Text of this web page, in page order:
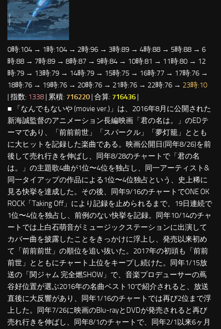
0時:104 → 1時:104 → 2時:96 → 3時:89 → 4時:88 → 5時:88 → 6
時:88 → 7時:89 → 8時:87 → 9時:84 → 10時:81 → 11時:80 → 12
時:79 → 13時:79 → 14時:79 → 15時:75 → 16時:77 → 17時:76 →
18時:76 → 19時:76 → 20時:76 → 21時:76 → 22時:76 → 23時:10
| 指数: 1338 | 累積: 716220 | 合算: 716436 |
■ 「なんでもないや (movie ver.)」は、2016年8月に公開された
新海誠監督のアニメーション長編映画「君の名は。」のEDテ
ーマであり、「前前前世」「スパークル」「夢灯籠」ととも
に大ヒットを記録した楽曲である。映画公開日(同年8/26)を前
後して売れ行きを伸ばし、同年8/28のチャートで「君の名
は。」の主題歌4曲が1位〜4位を独占し、同一アーティスト&
同一タイアップの作品による1位〜4位独占という、史上稀に
見る快挙を達成した。その後、同年9/16のチャートでONE OK
ROCK「Taking Off」により記録を止められるまで、19日連続で
1位〜4位を独占し、前例のない快挙を記録。同年10/14のチャ
ートでは上白石萌音がミュージックステーションに出演して
カバー曲を披露したことをきっかけに浮上し、発売以来初め
て「前前前世」の順位を追い抜いた。2017年の初頭も「前前
前世」とともにチャート上位をキープし続けた。同年1/15放
送の「関ジャム 完全燃SHOW」で、音楽プロデューサーの蔦
谷好位置が選ぶ2016年の名曲ベスト10で紹介されると、放送
直後に大反響があり、同年1/16のチャートでは再び2位まで浮
上した。同年7/26に映画のBlu-rayとDVDが発売されると再び
売れ行きを伸ばし、同年8/1のチャートで、同年2/1以来6ヶ月